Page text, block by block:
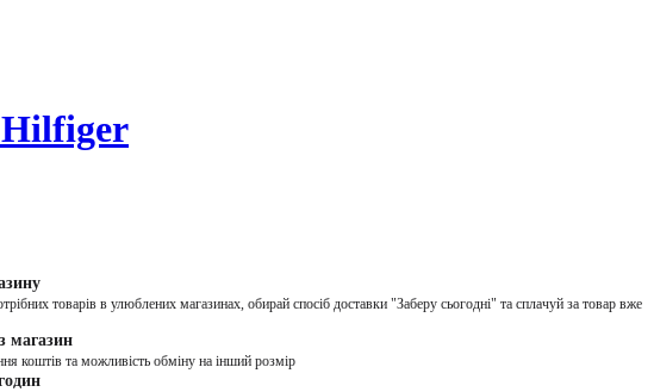
товарів в улюблених магазинах, обирай спосіб доставки "Заберу сьогодні" та сплачуй за товар вже
магазин
коштів та можливість обміну на інший розмір